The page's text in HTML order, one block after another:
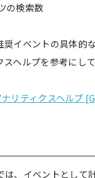
の検索数
奨イベントの具体的
ヘルプを参考にして
リティクスヘルプ
は、イベントとして